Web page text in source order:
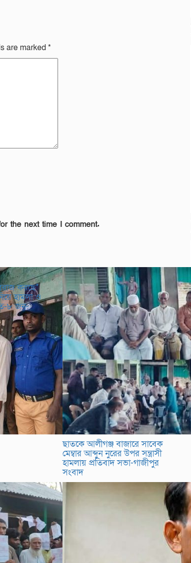
are marked *
the next time I comment.
করছে*
হামলা ও
৮ জন-
ছাতকে আলীগঞ্জ বাজারে সাবেক
মেম্বার আব্দুন নুরের উপর সন্ত্রাসী
হামলায় প্রতিবাদ সভা-গাজীপুর
সংবাদ